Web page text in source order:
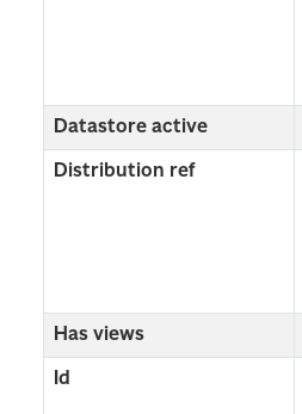
Datastore active
Distribution ref
Has views
Id